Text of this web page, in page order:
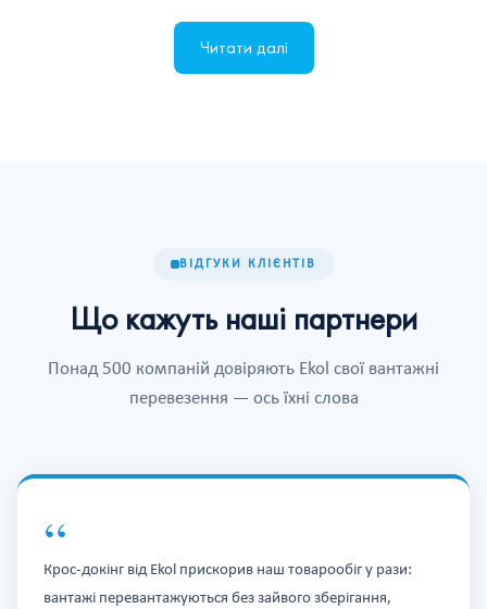
Читати далі
ВІДГУКИ КЛІЄНТІВ
Що кажуть наші партнери
Понад 500 компаній довіряють Ekol свої вантажні
перевезення — ось їхні слова
“
Крос-докінг від Ekol прискорив наш товарообіг у рази:
вантажі перевантажуються без зайвого зберігання,